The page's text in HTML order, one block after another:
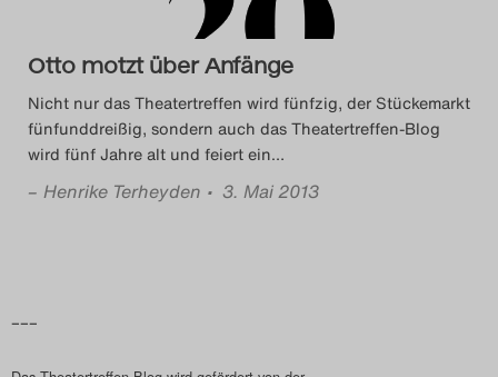
Otto motzt über Anfänge
Nicht nur das Theatertreffen wird fünfzig, der Stückemarkt
fünfunddreißig, sondern auch das Theatertreffen-Blog
wird fünf Jahre alt und feiert ein…
– Henrike Terheyden • 3. Mai 2013
–––